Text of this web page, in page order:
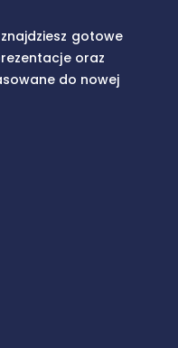
gotowe
oraz
do nowej